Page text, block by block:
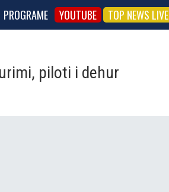
PROGRAME YOUTUBE TOP NEWS LIVE
piloti i dehur